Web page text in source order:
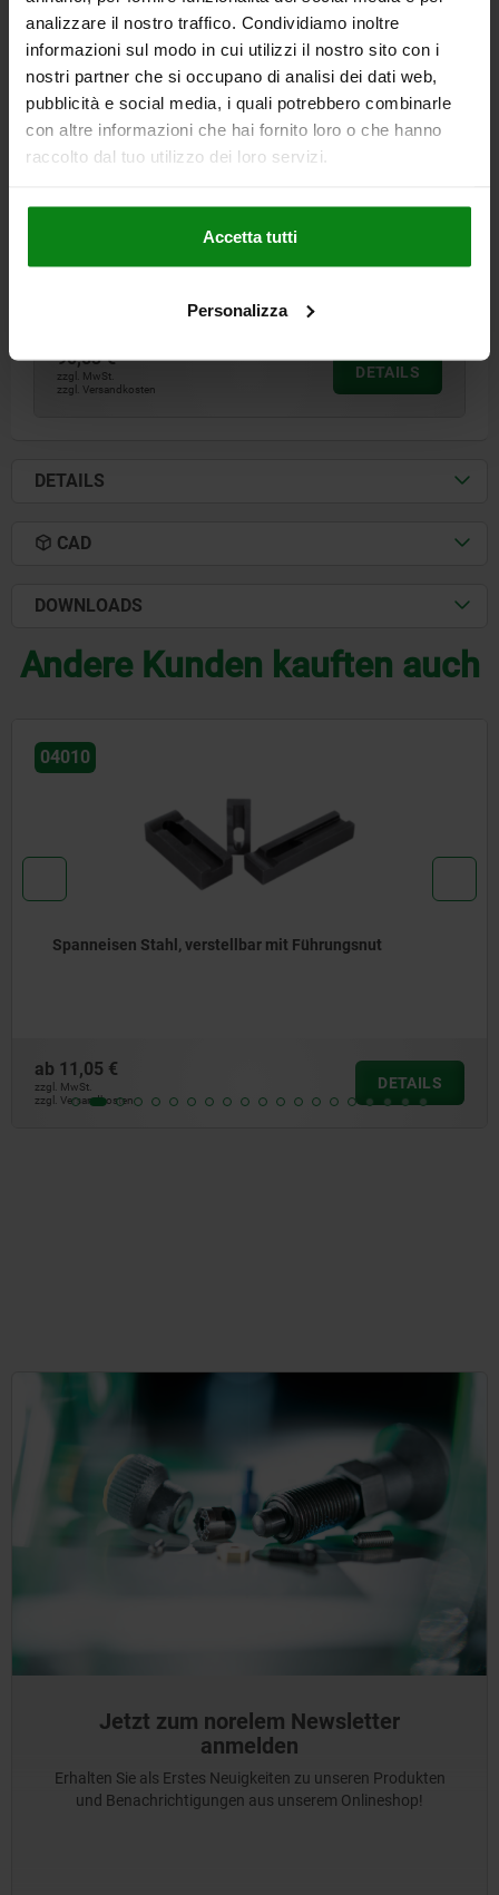
analizzare il nostro traffico. Condividiamo inoltre
informazioni sul modo in cui utilizzi il nostro sito con i
nostri partner che si occupano di analisi dei dati web,
pubblicità e social media, i quali potrebbero combinarle
con altre informazioni che hai fornito loro o che hanno
raccolto dal tuo utilizzo dei loro servizi.
Accetta tutti
Personalizza
SPANNEISEN VERSTELLBAR VERGÜTUNGSSTAHL,
D=25
PASSEND FÜR NUTBREITE=24, 28
L=174
L3=24 L4=100 L5=52 B=76 H=0-85 H1=120
04205-24
90,53 €
zzgl. MwSt.
zzgl. Versandkosten
DETAILS
DETAILS
CAD
DOWNLOADS
Andere Kunden kauften auch
DETAILS
Höhenblöcke Form P
zzgl. Versandkosten
Jetzt zum norelem Newsletter
anmelden
Erhalten Sie als Erstes Neuigkeiten zu unseren Produkten
und Benachrichtigungen aus unserem Onlineshop!